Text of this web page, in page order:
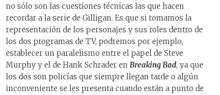
no sólo son las cuestiones técnicas las que hacen
recordar a la serie de Gilligan. Es que si tomamos la
representación de los personajes y sus roles dentro de
los dos programas de TV, podremos por ejemplo,
establecer un paralelismo entre el papel de Steve
Murphy y el de Hank Schrader en Breaking Bad, ya que
los dos son policías que siempre llegan tarde o algún
inconveniente se les presenta cuando están a punto de